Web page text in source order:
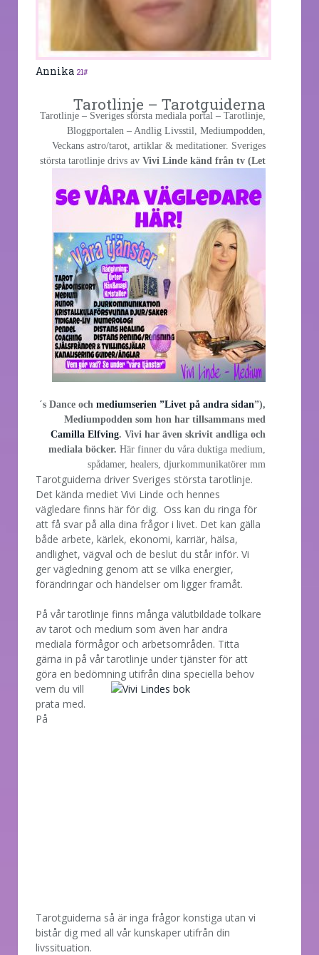
Annika 21#
Tarotlinje – Tarotguiderna
Tarotlinje – Sveriges största mediala portal – Tarotlinje,
Bloggportalen – Andlig Livsstil, Mediumpodden,
Veckans astro/tarot, artiklar & meditationer. Sveriges
största tarotlinje drivs av Vivi Linde känd från tv (Let
´s Dance och mediumserien ”Livet på andra sidan”),
Mediumpodden som hon har tillsammans med
Camilla Elfving. Vivi har även skrivit andliga och
mediala böcker. Här finner du våra duktiga medium,
spådamer, healers, djurkommunikatörer mm
Tarotguiderna driver Sveriges största tarotlinje.
Det kända mediet Vivi Linde och hennes
vägledare finns här för dig. Oss kan du ringa för
att få svar på alla dina frågor i livet. Det kan gälla
både arbete, kärlek, ekonomi, karriär, hälsa,
andlighet, vägval och de beslut du står inför. Vi
ger vägledning genom att se vilka energier,
förändringar och händelser om ligger framåt.
På vår tarotlinje finns många välutbildade tolkare
av tarot och medium som även har andra
mediala förmågor och arbetsområden. Titta
gärna in på vår tarotlinje under tjänster för att
göra en bedömning utifrån dina speciella behov
vem du vill
prata med.
På
Tarotguiderna så är inga frågor konstiga utan vi
bistår dig med all vår kunskaper utifrån din
livssituation.